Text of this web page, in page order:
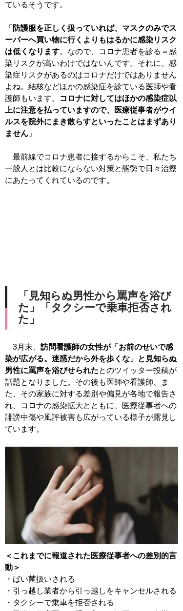
ているそうです。
「 防護服を正しく扱っていれば、マスクのみでス
ーパーへ買い物に行くよりもはるかに感染リスク
は低くなります。なので、コロナ患者を診る＝感
染リスクが高いわけではないんです。それに、感
染症リスクがあるのはコロナだけではありません
よね。結核などほかの感染症を診ている医師や看
護師もいます。
コロナに対してはほかの感染症以
上に注意を払っていますので、医療従事者がウイ
ルスを院外にまき散らすといったことはまずあり
ません 」
最前線でコロナ患者に接するからこそ、私たち
一般人とは比較にならない対策と態勢で日々治療
にあたってくれているのです。
「見知らぬ男性から罵声を浴び
た」「タクシーで乗車拒否され
た」
3月末、 訪問看護師の女性が「お前のせいで感
染が広がる。迷惑だから外を歩くな」と見知らぬ
男性に罵声を浴びせられたとのツイッター投稿が
話題となりました。その後も医師や看護師、ま
た、その家族に対する差別や偏見が各地で報告さ
れ、コロナの感染拡大とともに、医療従事者への
誹謗中傷や風評被害も広がっている様子が露見し
ています。
＜これまでに報道された医療従事者への差別的言
動＞
・ばい菌扱いされる
・引っ越し業者から引っ越しをキャンセルされる
・タクシーで乗車を拒否される